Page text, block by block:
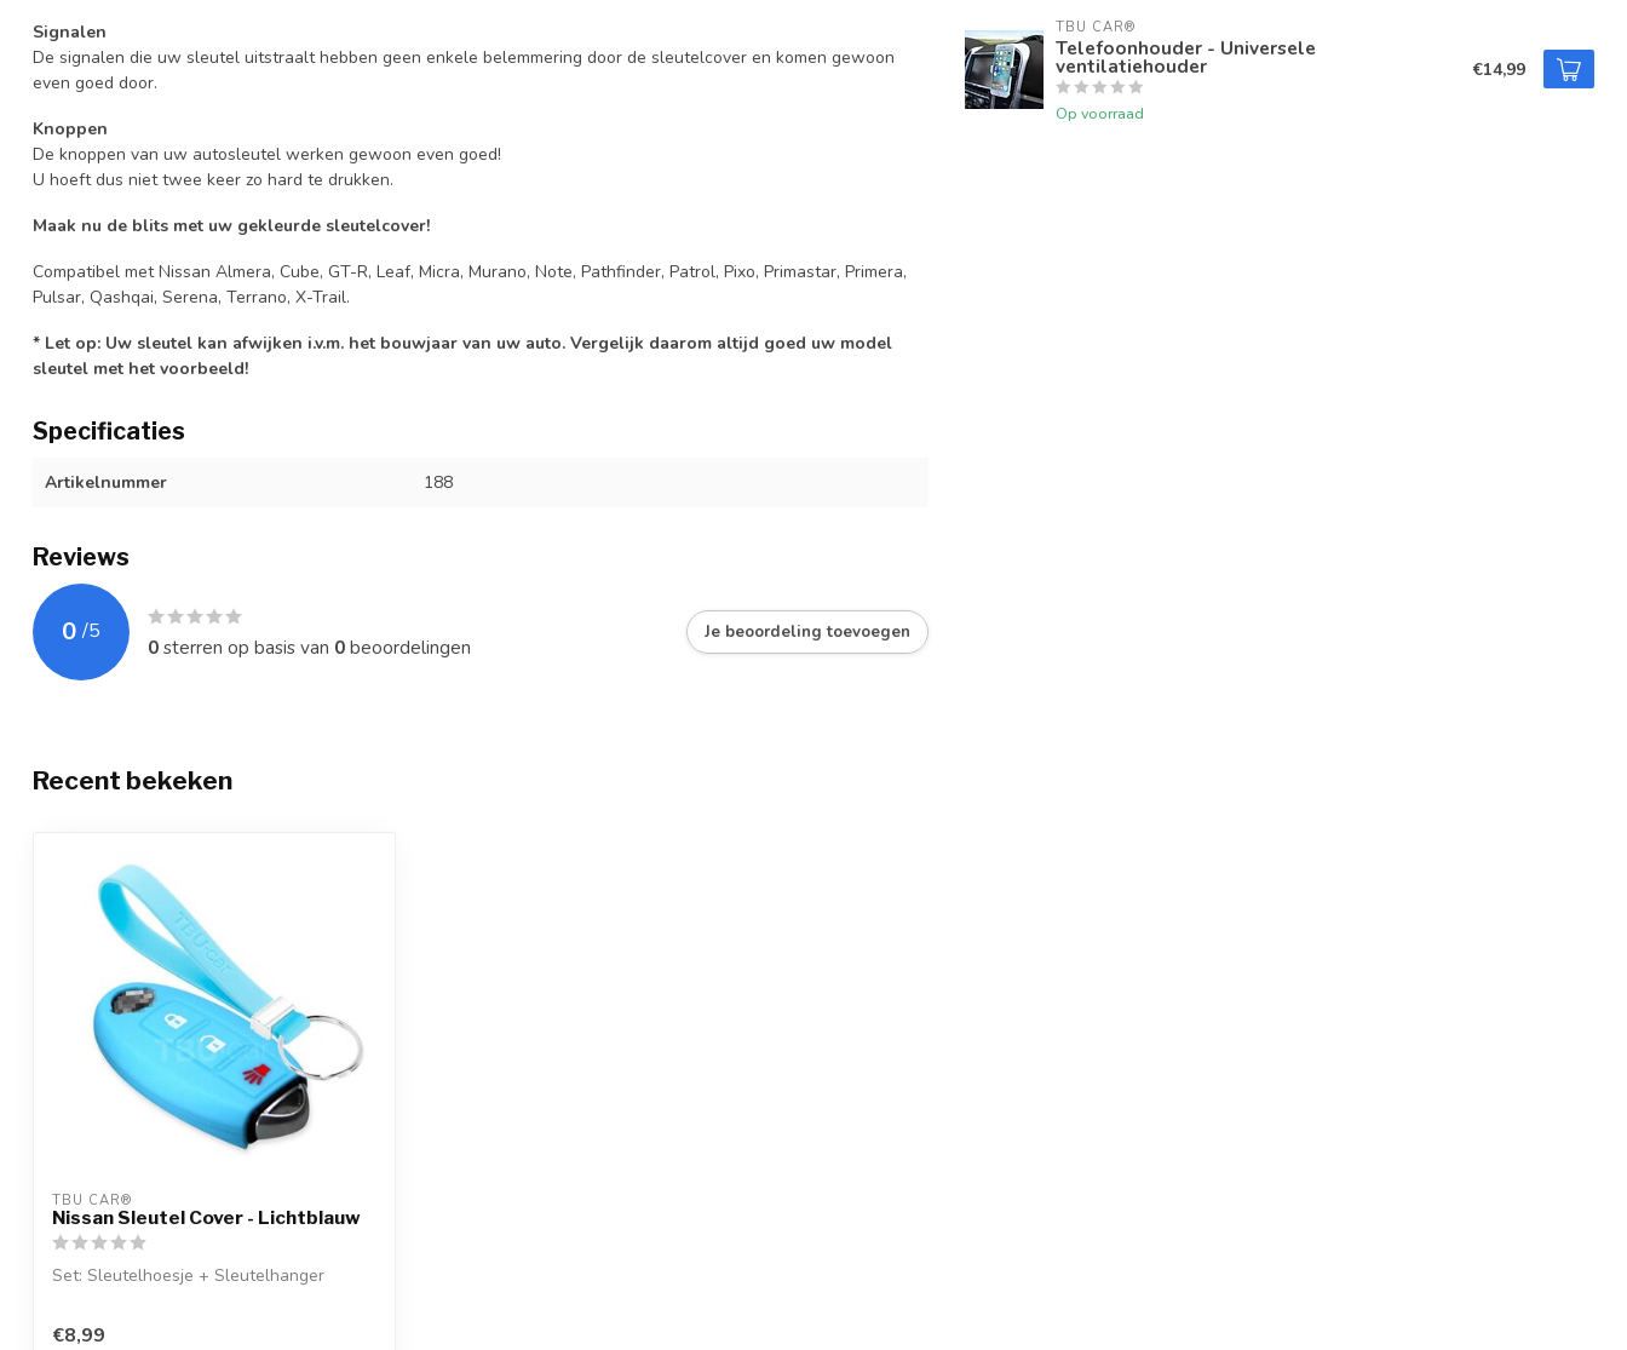
Signalen
De signalen die uw sleutel uitstraalt hebben geen enkele belemmering door de sleutelcover en komen gewoon
even goed door.
Knoppen
De knoppen van uw autosleutel werken gewoon even goed!
U hoeft dus niet twee keer zo hard te drukken.
Maak nu de blits met uw gekleurde sleutelcover!
Compatibel met Nissan Almera, Cube, GT-R, Leaf, Micra, Murano, Note, Pathfinder, Patrol, Pixo, Primastar, Primera,
Pulsar, Qashqai, Serena, Terrano, X-Trail.
* Let op: Uw sleutel kan afwijken i.v.m. het bouwjaar van uw auto. Vergelijk daarom altijd goed uw model
sleutel met het voorbeeld!
Specificaties
Artikelnummer 188
Reviews
0 /5
0sterren op basis van 0beoordelingen
Je beoordeling toevoegen
TBU CAR®
Telefoonhouder - Universele
ventilatiehouder
Op voorraad
€14,99
Recent bekeken
TBU CAR®
Nissan Sleutel Cover - Lichtblauw
Set: Sleutelhoesje + Sleutelhanger
€8,99